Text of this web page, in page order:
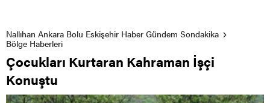
Nallıhan Ankara Bolu Eskişehir Haber Gündem Sondakika
Bölge Haberleri
Çocukları Kurtaran Kahraman İşçi
Konuştu